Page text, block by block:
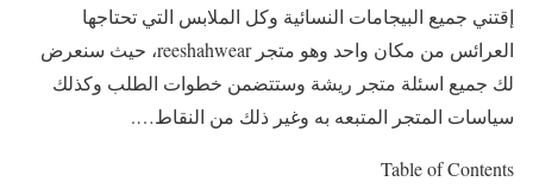
إقتني جميع البيجامات النسائية وكل الملابس التي تحتاجها
العرائس من مكان واحد وهو متجر reeshahwear، حيث سنعرض
لك جميع اسئلة متجر ريشة وستتضمن خطوات الطلب وكذلك
سياسات المتجر المتبعه به وغير ذلك من النقاط….
Table of Contents